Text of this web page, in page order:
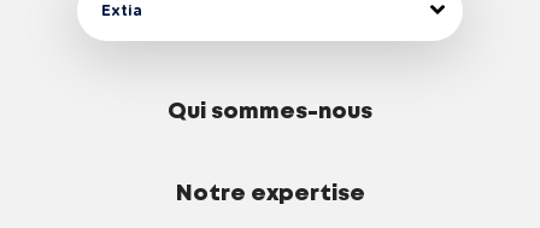
Extia
Qui sommes-nous
Notre expertise